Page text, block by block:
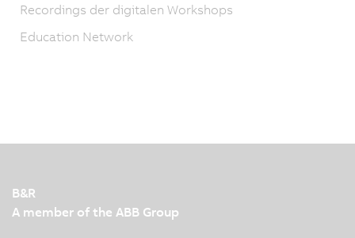
Recordings der digitalen Workshops
Education Network
B&R
A member of the ABB Group